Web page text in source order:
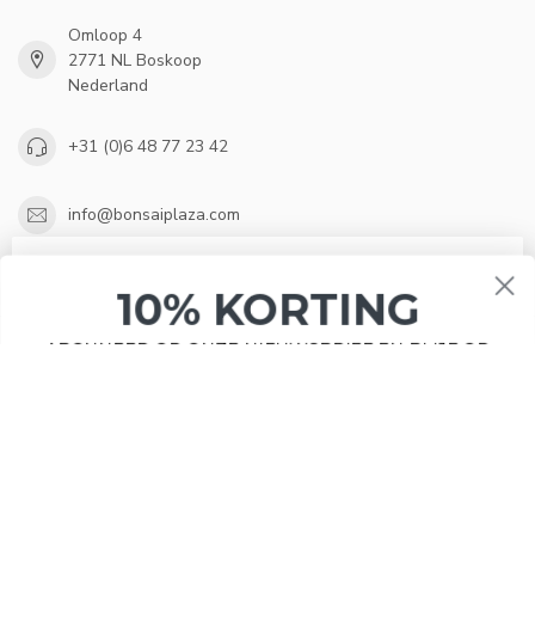
Omloop 4
2771 NL Boskoop
Nederland
+31 (0)6 48 77 23 42
info@bonsaiplaza.com
INFORMATIE
akkoord?
Ja Nee Meer over cookies »
10% KORTING
ABONNEER